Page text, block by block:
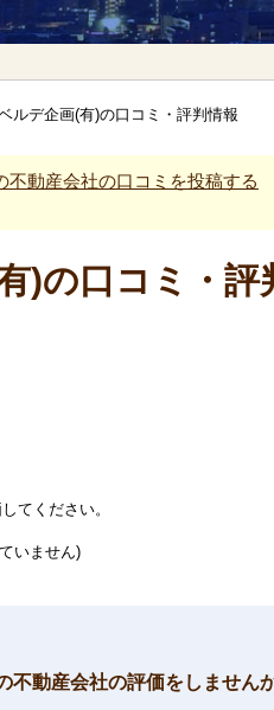
ルデ企画(有)の口コミ・評判情報
不動産会社の口コミを投稿する
)の口コミ・評
てください。
いません)
不動産会社の評価をしません